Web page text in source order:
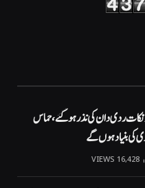
امریکی صدر کے 20 نکات ردی دان کی نذر ہوگئے، حماس
16,428
VIEWS